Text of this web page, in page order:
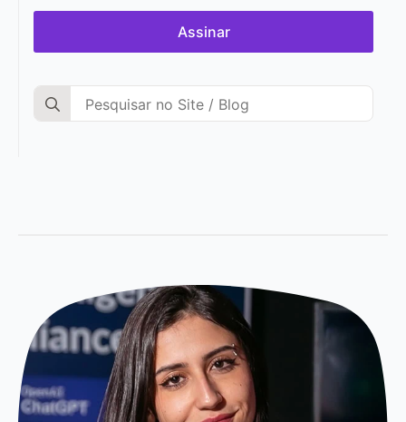
Assinar
Search
for: